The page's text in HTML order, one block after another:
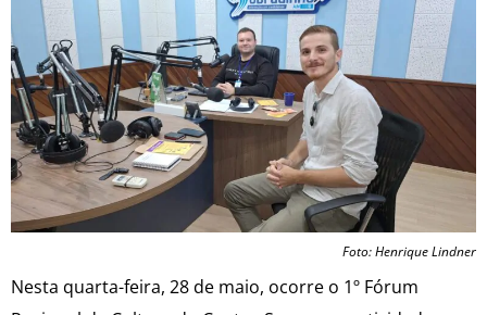
Foto: Henrique Lindner
Nesta quarta-feira, 28 de maio, ocorre o 1º Fórum